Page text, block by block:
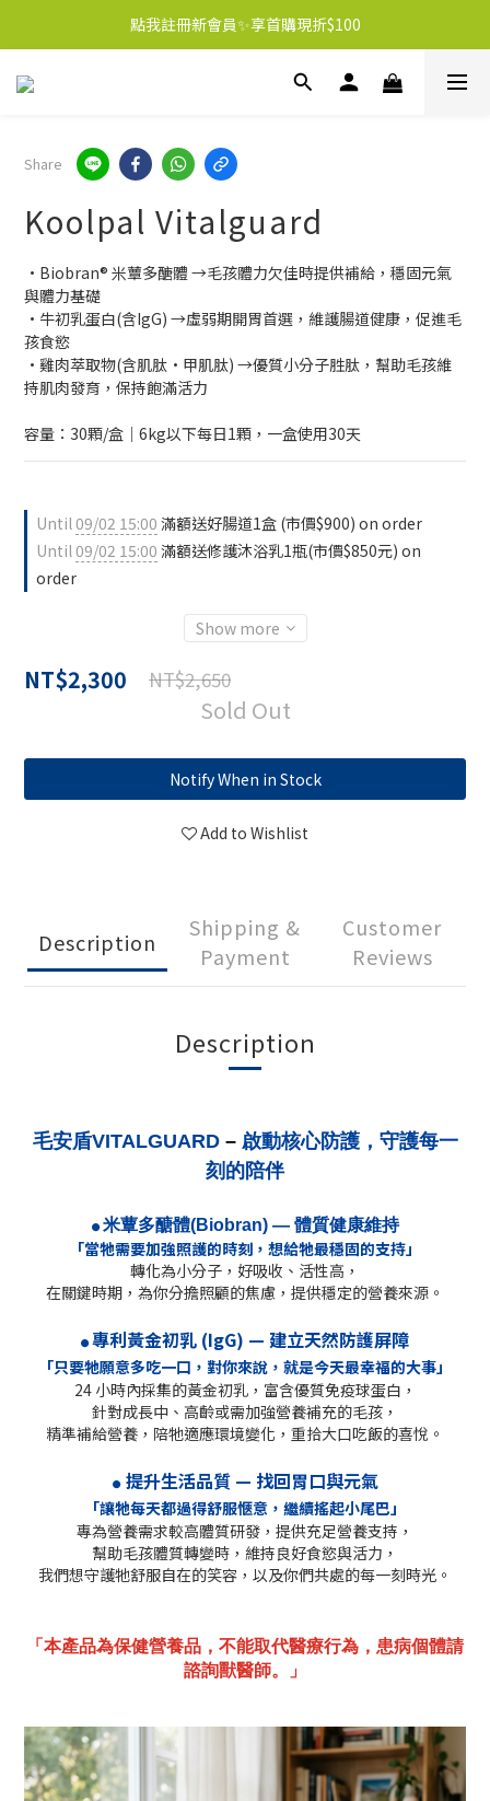
點我註冊新會員✨享首購現折$100
Share
Koolpal Vitalguard
•Biobran® 米蕈多醣體 →毛孩體力欠佳時提供補給，穩固元氣
與體力基礎
•牛初乳蛋白(含IgG) →虛弱期開胃首選，維護腸道健康，促進毛
孩食慾
•雞肉萃取物(含肌肽·甲肌肽) →優質小分子胜肽，幫助毛孩維
持肌肉發育，保持飽滿活力
容量：30顆/盒｜6kg以下每日1顆，一盒使用30天
Until09/02 15:00 滿額送好腸道1盒 (市價$900) on order
Until09/02 15:00 滿額送修護沐浴乳1瓶(市價$850元) on
order
Show more
NT$2,300 NT$2,650
Sold Out
Notify When in Stock
Add to Wishlist
Description
Shipping &
Payment
Customer
Reviews
Description
毛安盾VITALGUARD – 啟動核心防護，守護每一
刻的陪伴
● 米蕈多醣體(Biobran) — 體質健康維持
「當牠需要加強照護的時刻，想給牠最穩固的支持」
轉化為小分子，好吸收、活性高，
在關鍵時期，為你分擔照顧的焦慮，提供穩定的營養來源。
●專利黃金初乳 (IgG) — 建立天然防護屏障
「只要牠願意多吃一口，對你來說，就是今天最幸福的大事」
24 小時內採集的黃金初乳，富含優質免疫球蛋白 ，
針對成長中、高齡或需加強營養補充的毛孩 ，
精準補給營養， 陪牠適應環境變化，重拾大口吃飯的喜悅。
● 提升生活品質 — 找回胃口與元氣
「讓牠每天都過得舒服愜意，繼續搖起小尾巴」
專為營養需求較高體質研發，提供充足營養支持 ，
幫助毛孩體質轉變時，維持良好食慾與活力，
我們想守護牠舒服自在的笑容，以及你們共處的每一刻時光。
「 本產品為保健營養品，不能取代醫療行為，患病個體請
諮詢獸醫師。
」